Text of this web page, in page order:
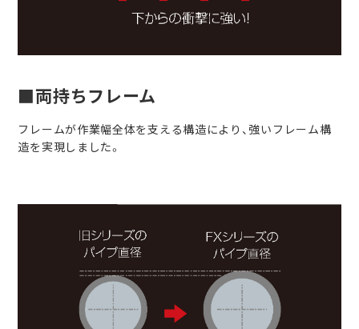
■両持ちフレーム
フレームが作業幅全体を支える構造により、強いフレーム構
造を実現しました。